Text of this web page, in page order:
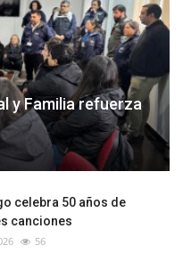
y Familia refuerza
celebra 50 años de
canciones
56